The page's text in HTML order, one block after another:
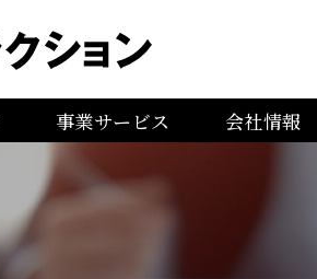
事業サービス
事業紹介
会社情報